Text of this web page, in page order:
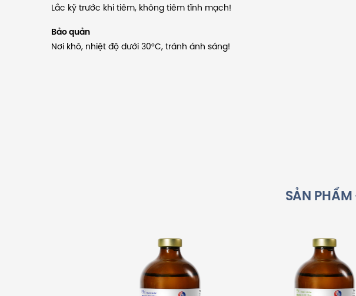
Lắc kỹ trước khi tiêm, không tiêm tĩnh mạch!
Bảo quản
Nơi khô, nhiệt độ dưới 30°C, tránh ánh sáng!
SẢN